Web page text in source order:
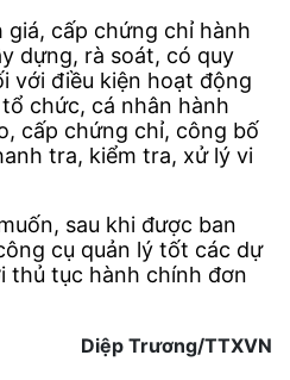
cấp chứng chỉ hành
dựng, rà soát, có quy
với điều kiện hoạt động
chức, cá nhân hành
cấp chứng chỉ, công bố
tra, kiểm tra, xử lý vi
sau khi được ban
cụ quản lý tốt các dự
thủ tục hành chính đơn
Diệp Trương/TTXVN